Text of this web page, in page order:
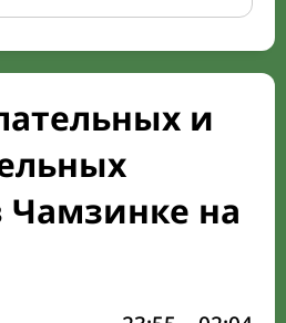
и
Чамзинке на